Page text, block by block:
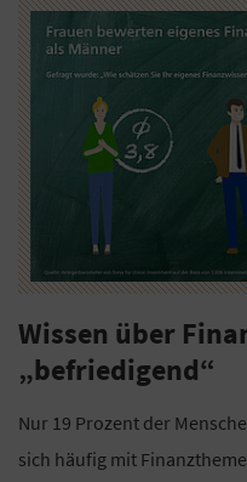
Wissen über
„befriedigend“
Nur 19 Prozent der
sich häufig mit